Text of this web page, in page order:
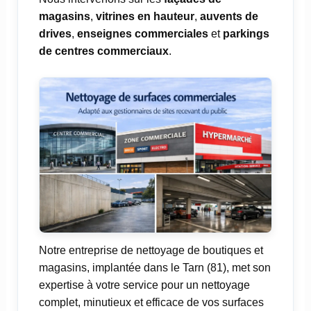
magasins, vitrines en hauteur, auvents de
drives, enseignes commercialeset parkings
de centres commerciaux.
Notre entreprise de nettoyage de boutiques et
magasins, implantée dans le Tarn (81), met son
expertise à votre service pour un nettoyage
complet, minutieux et efficace de vos surfaces